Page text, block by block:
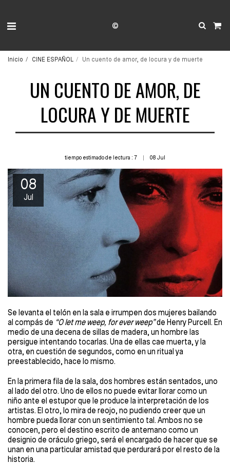
©
Inicio CINE ESPAÑOL Un cuento de amor, de locura y de muerte
UN CUENTO DE AMOR, DE
LOCURA Y DE MUERTE
tiempo estimado de lectura : 7 08 Jul
08
Jul
Se levanta el telón en la sala e irrumpen dos mujeres bailando
al compás de “O let me weep, for ever weep”de Henry Purcell. En
medio de una decena de sillas de madera, un hombre las
persigue intentando tocarlas. Una de ellas cae muerta, y la
otra, en cuestión de segundos, como en un ritual ya
preestablecido, hace lo mismo.
En la primera fila de la sala, dos hombres están sentados, uno
al lado del otro. Uno de ellos no puede evitar llorar como un
niño ante el estupor que le produce la interpretación de los
artistas. El otro, lo mira de reojo, no pudiendo creer que un
hombre pueda llorar con un sentimiento tal. Ambos no se
conocen, pero el destino escrito de antemano como un
designio de oráculo griego, será el encargado de hacer que se
unan en una particular amistad que perdurará por el resto de la
historia.